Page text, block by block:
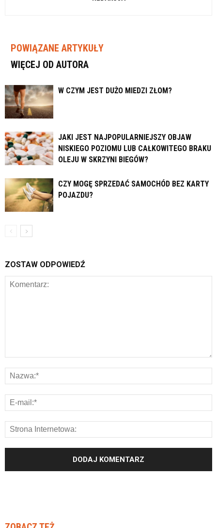
POWIĄZANE ARTYKUŁY
WIĘCEJ OD AUTORA
W CZYM JEST DUŻO MIEDZI ZŁOM?
JAKI JEST NAJPOPULARNIEJSZY OBJAW
NISKIEGO POZIOMU LUB CAŁKOWITEGO BRAKU
OLEJU W SKRZYNI BIEGÓW?
CZY MOGĘ SPRZEDAĆ SAMOCHÓD BEZ KARTY
POJAZDU?
ZOSTAW ODPOWIEDŹ